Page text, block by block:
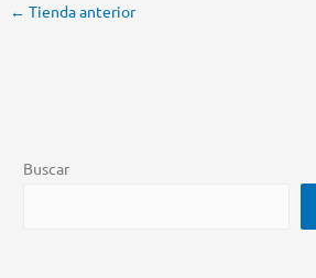
← Tienda anterior
Buscar